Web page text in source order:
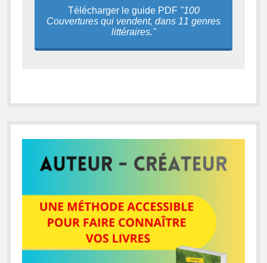
Télécharger le guide PDF "100
Couvertures qui vendent, dans 11 genres
littéraires."